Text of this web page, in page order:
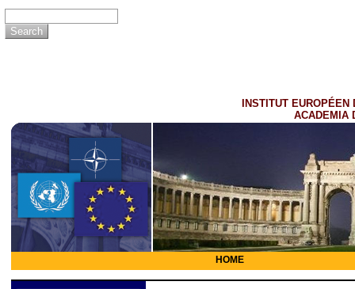
INSTITUT EUROPÉEN
ACADEMIA
HOME